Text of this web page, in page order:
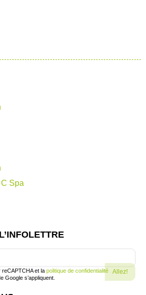
Spa
et la politique de confidentialité
Google s’appliquent.